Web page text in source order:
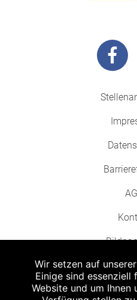
Wir setzen auf
Einige sind essenziell
Website und um Ihnen